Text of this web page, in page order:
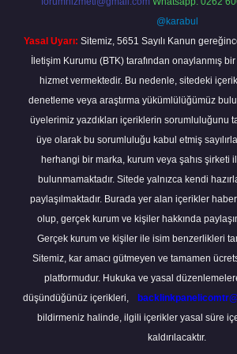
@karabul
Yasal Uyarı: Sitemiz, 5651 Sayılı Kanun
İletişim Kurumu (BTK) tarafından onaylanmış
hizmet vermektedir. Bu nedenle, sitedeki
denetleme veya araştırma yükümlülüğümüz
üyelerimiz yazdıkları içeriklerin sorumluluğunu
üye olarak bu sorumluluğu kabul etmiş
herhangi bir marka, kurum veya şahıs şirketi
bulunmamaktadır. Sitede yalnızca kendi
paylaşılmaktadır. Burada yer alan içerikler
olup, gerçek kurum ve kişiler hakkında
Gerçek kurum ve kişiler ile isim benzerlikleri
Sitemiz, kar amacı gütmeyen ve tamamen
platformudur. Hukuka ve yasal
düşündüğünüz içerikleri,
bildirmeniz halinde, ilgili içerikler yasal süre
kaldırılacaktır.